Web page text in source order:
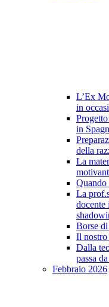
L’Ex
in
in
della
La
Quando
La
docente
Borse
Il nostro
Dalla
passa
Febbraio 2026